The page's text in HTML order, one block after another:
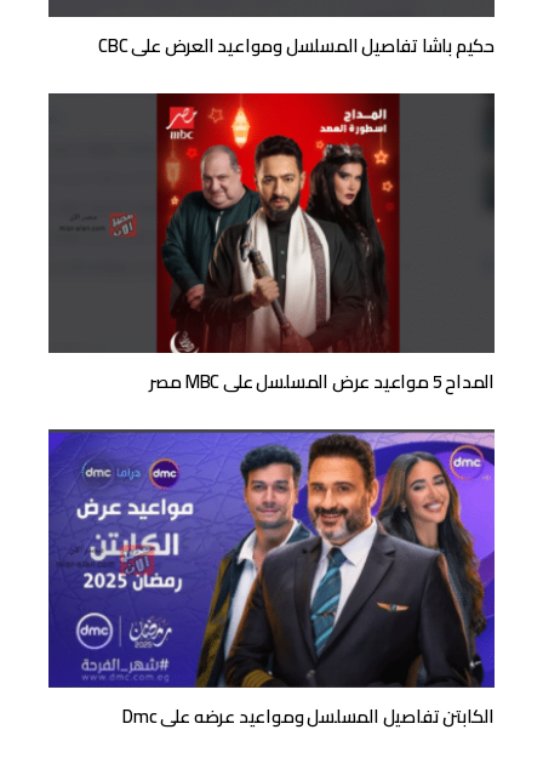
حكيم باشا تفاصيل المسلسل ومواعيد العرض على CBC
المداح 5 مواعيد عرض المسلسل على MBC مصر
الكابتن تفاصيل المسلسل ومواعيد عرضه على Dmc